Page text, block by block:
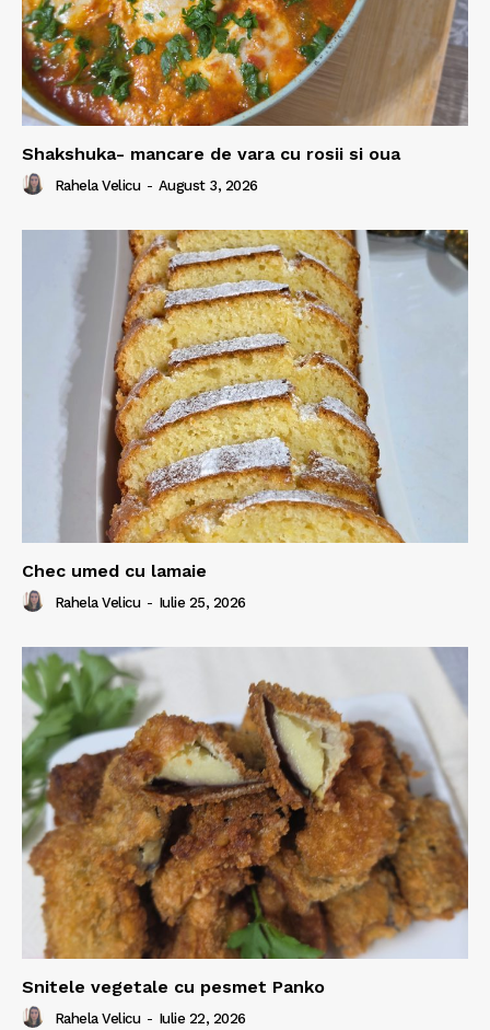
Shakshuka- mancare de vara cu rosii si oua
Rahela Velicu - August 3, 2026
Chec umed cu lamaie
Rahela Velicu - Iulie 25, 2026
Snitele vegetale cu pesmet Panko
Rahela Velicu - Iulie 22, 2026